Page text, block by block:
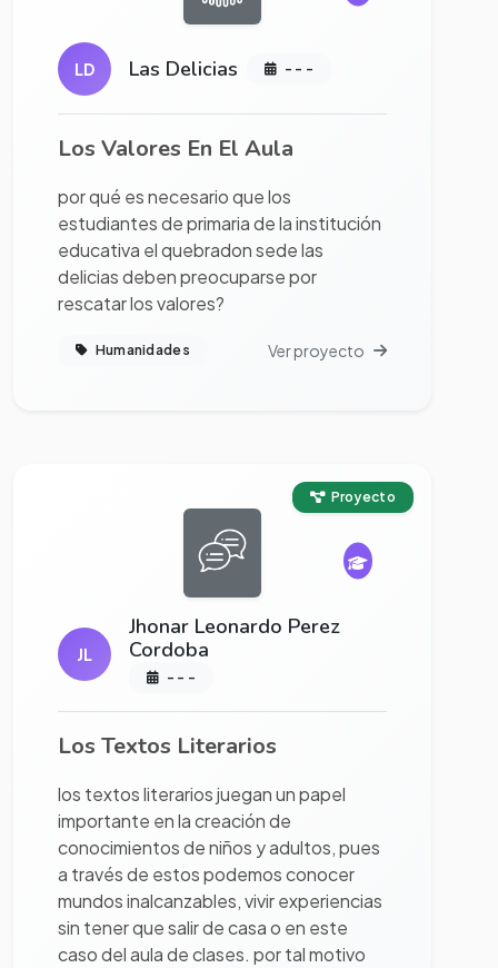
LD Las Delicias - - -
Los Valores En El Aula
por qué es necesario que los
estudiantes de primaria de la institución
educativa el quebradon sede las
delicias deben preocuparse por
rescatar los valores?
Humanidades Ver proyecto
Proyecto
JL
Jhonar Leonardo Perez
Cordoba
- - -
Los Textos Literarios
los textos literarios juegan un papel
importante en la creación de
conocimientos de niños y adultos, pues
a través de estos podemos conocer
mundos inalcanzables, vivir experiencias
sin tener que salir de casa o en este
caso del aula de clases. por tal motivo